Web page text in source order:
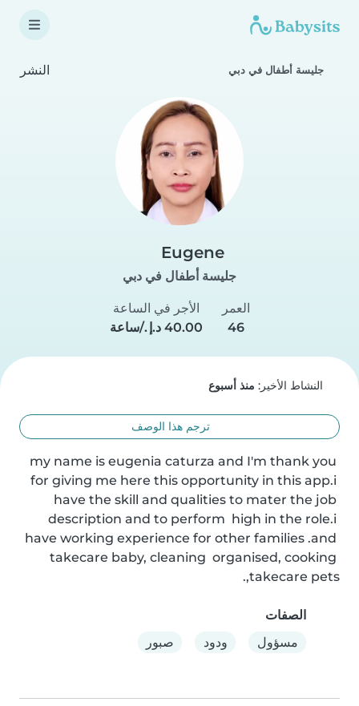
جليسة أطفال في دبي النشر
Eugene
جليسة أطفال في دبي
العمر
46
الأجر في الساعة
النشاط الأخير: منذ أسبوع
ترجم هذا الوصف
my name is eugenia caturza and I'm thank you
for giving me here this opportunity in this app.i
have the skill and qualities to mater the job
description and to perform  high in the role.i
have working experience for other families .and
takecare baby, cleaning  organised, cooking
,takecare pets.
الصفات
مسؤول
ودود صبور